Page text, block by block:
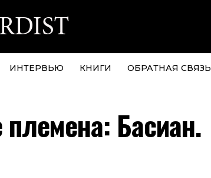
ИНТЕРВЬЮ КНИГИ ОБРАТНАЯ СВЯЗЬ
Басиан.